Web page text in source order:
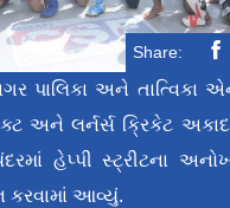
Share:
પાલિકા અને તાત્વિકા
અને લર્નર્સ ક્રિકેટ
હેપ્પી સ્ટ્રીટના
આવ્યું.